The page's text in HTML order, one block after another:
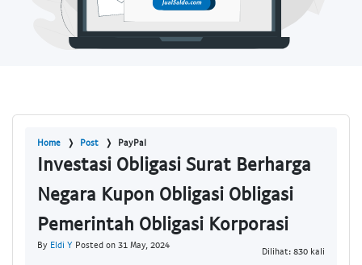
Home Post PayPal
Investasi Obligasi Surat Berharga
Negara Kupon Obligasi Obligasi
Pemerintah Obligasi Korporasi
By Eldi Y Posted on 31 May, 2024
Dilihat: 830 kali